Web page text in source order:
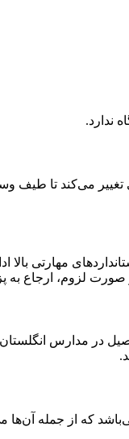
ندارد.
می‌کند تا طیف وسیعی
مهارتی بالا
لزوم، ارجاع
در مدارس
که از جمله آن‌ها